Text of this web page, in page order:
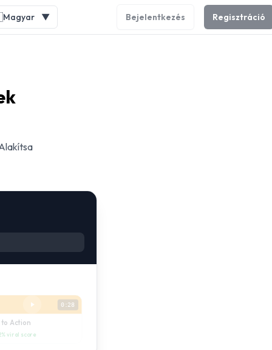
Magyar ▼ Bejelentkezés Regisztráció
0:28
to Action
viral score